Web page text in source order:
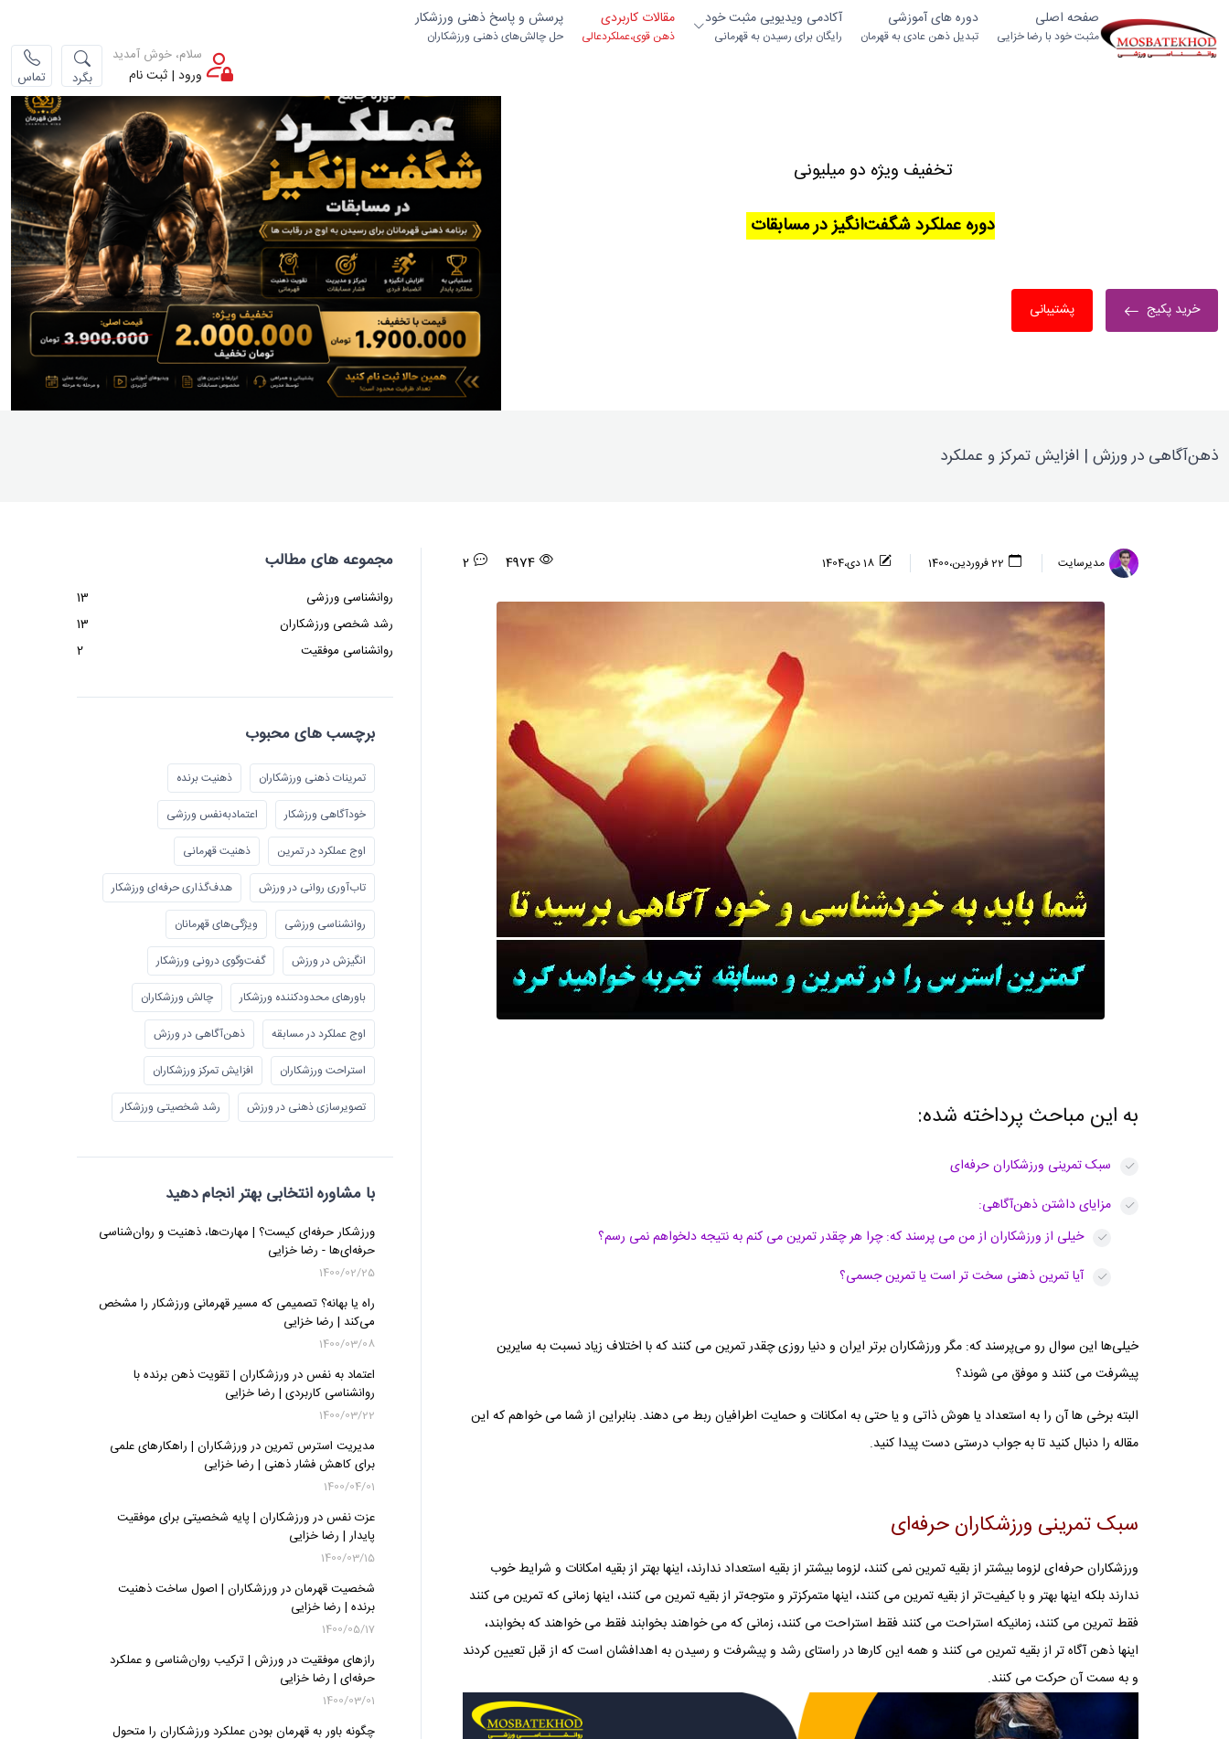
صفحه اصلی
مثبت خود با رضا خزایی
دوره های آموزشی
تبدیل ذهن عادی به قهرمان
آکادمی ویدیویی مثبت خود
رایگان برای رسیدن به قهرمانی
مقالات کاربردی
ذهن قوی،عملکردعالی
پرسش و پاسخ ذهنی ورزشکار
حل چالش‌های ذهنی ورزشکاران
تماس بگرد
سلام، خوش آمدید
ورود | ثبت نام
تخفیف ویژه دو میلیونی
دوره عملکرد شگفت‌انگیز در مسابقات
خرید پکیج پشتیبانی
ذهن‌آگاهی در ورزش | افزایش تمرکز و عملکرد
مدیرسایت 22 فروردين،1400 18 دی،1404 4974
2
به این مباحث پرداخته شده:
سبک تمرینی ورزشکاران حرفه‌ای
مزایای داشتن ذهن‌آگاهی:
خیلی از ورزشکاران از من می پرسند که: چرا هر چقدر تمرین می کنم به نتیجه دلخواهم نمی رسم؟
آیا تمرین ذهنی سخت‌ تر است یا تمرین جسمی؟
خیلی‌ها این سوال رو می‌پرسند که: مگر ورزشکاران برتر ایران و دنیا روزی چقدر تمرین می کنند که با اختلاف زیاد نسبت به سایرین
پیشرفت می کنند و موفق می شوند؟
البته برخی ها آن را به استعداد یا هوش ذاتی و یا حتی به امکانات و حمایت اطرافیان ربط می‌ دهند. بنابراین از شما می‌ خواهم که این
مقاله را دنبال کنید تا به جواب درستی دست پیدا کنید.
سبک تمرینی ورزشکاران حرفه‌ای
ورزشکاران حرفه‌ای لزوما بیشتر از بقیه تمرین نمی‌ کنند، لزوما بیشتر از بقیه استعداد ندارند، اینها بهتر از بقیه امکانات و شرایط خوب
ندارند بلکه اینها بهتر و با کیفیت‌تر از بقیه تمرین می‌ کنند، اینها متمرکزتر و متوجه‌تر از بقیه تمرین می‌ کنند، اینها زمانی که تمرین می‌ کنند
فقط تمرین می‌ کنند، زمانیکه استراحت می‌ کنند فقط استراحت می‌ کنند، زمانی که می‌ خواهند بخوابند فقط می‌ خواهند که بخوابند،
اینها ذهن آگاه تر از بقیه تمرین می کنند و همه این کارها در راستای رشد و پیشرفت و رسیدن به اهدافشان است که از قبل تعیین کردند
و به سمت آن حرکت می‌ کنند.
مجموعه های مطالب
روانشناسی ورزشی
13
رشد شخصی ورزشکاران
13
روانشناسی موفقیت
2
برچسب های محبوب
تمرینات ذهنی ورزشکاران
ذهنیت برنده
خودآگاهی ورزشکار
اعتمادبه‌نفس ورزشی
اوج عملکرد در تمرین
ذهنیت قهرمانی
تاب‌آوری روانی در ورزش
هدف‌گذاری حرفه‌ای ورزشکار
روانشناسی ورزشی
ویژگی‌های قهرمانان
انگیزش در ورزش
گفت‌وگوی درونی ورزشکار
باورهای محدودکننده ورزشکار
چالش ورزشکاران
اوج عملکرد در مسابقه
ذهن‌آگاهی در ورزش
استراحت ورزشکاران
افزایش تمرکز ورزشکاران
تصویرسازی ذهنی در ورزش
رشد شخصیتی ورزشکار
با مشاوره انتخابی بهتر انجام دهید
ورزشکار حرفه‌ای کیست؟ | مهارت‌ها، ذهنیت و روان‌شناسی
حرفه‌ای‌ها - رضا خزایی
1400/02/25
راه یا بهانه؟ تصمیمی که مسیر قهرمانی ورزشکار را مشخص
می‌کند | رضا خزایی
1400/03/08
اعتماد به نفس در ورزشکاران | تقویت ذهن برنده با
روانشناسی کاربردی | رضا خزایی
1400/03/22
مدیریت استرس تمرین در ورزشکاران | راهکارهای علمی
برای کاهش فشار ذهنی | رضا خزایی
1400/04/01
عزت نفس در ورزشکاران | پایه شخصیتی برای موفقیت
پایدار | رضا خزایی
1400/03/15
شخصیت قهرمان در ورزشکاران | اصول ساخت ذهنیت
برنده | رضا خزایی
1400/05/17
رازهای موفقیت در ورزش | ترکیب روان‌شناسی و عملکرد
حرفه‌ای | رضا خزایی
1400/03/01
چگونه باور به قهرمان بودن عملکرد ورزشکاران را متحول